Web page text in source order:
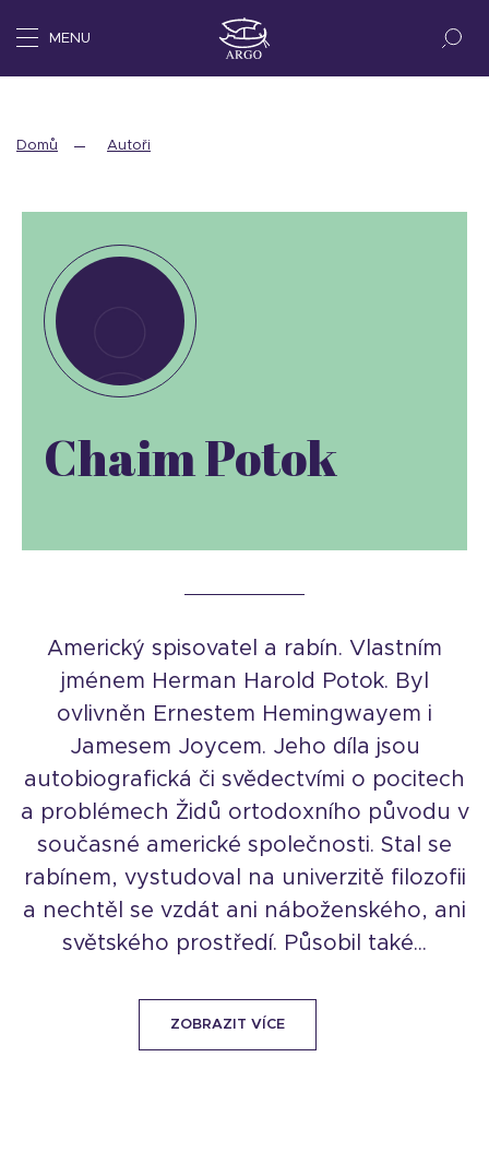
MENU
Domů Autoři
Chaim Potok
Americký spisovatel a rabín. Vlastním
jménem Herman Harold Potok. Byl
ovlivněn Ernestem Hemingwayem i
Jamesem Joycem. Jeho díla jsou
autobiografická či svědectvími o pocitech
a problémech Židů ortodoxního původu v
současné americké společnosti. Stal se
rabínem, vystudoval na univerzitě filozofii
a nechtěl se vzdát ani náboženského, ani
světského prostředí. Působil také...
ZOBRAZIT VÍCE